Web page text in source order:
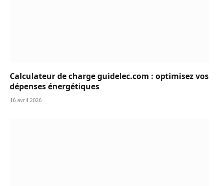
Calculateur de charge guidelec.com : optimisez vos
dépenses énergétiques
16 avril 2026